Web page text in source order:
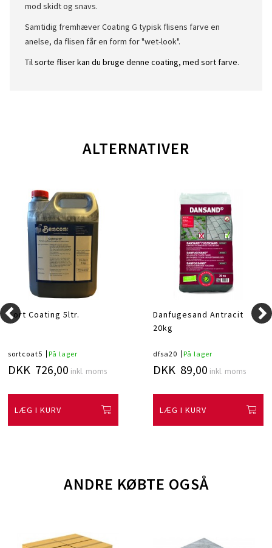
mod skidt og snavs.
Samtidig fremhæver Coating G typisk flisens farve en
anelse, da flisen får en form for "wet-look".
Til sorte fliser kan du bruge denne coating, med sort farve.
ALTERNATIVER
Sort Coating 5ltr.
sortcoat5 På lager
DKK 726,00 inkl. moms
LÆG I KURV
Danfugesand Antracit
20kg
dfsa20 På lager
DKK 89,00 inkl. moms
LÆG I KURV
ANDRE KØBTE OGSÅ